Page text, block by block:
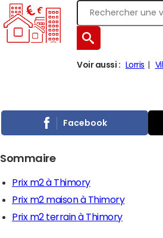
Voir aussi : Lorris
Facebook
Sommaire
Prix m2 à Thimory
Prix m2 maison à Thimory
Prix m2 terrain à Thimory